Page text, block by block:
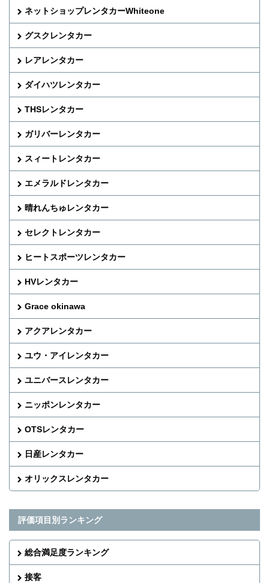
ネットショップレンタカーWhiteone
グスクレンタカー
レアレンタカー
ダイハツレンタカー
THSレンタカー
ガリバーレンタカー
スィートレンタカー
エメラルドレンタカー
晴れんちゅレンタカー
セレクトレンタカー
ヒートスポーツレンタカー
HVレンタカー
Grace okinawa
アクアレンタカー
ユウ・アイレンタカー
ユニバースレンタカー
ニッポンレンタカー
OTSレンタカー
日産レンタカー
オリックスレンタカー
評価項目別ランキング
総合満足度ランキング
接客